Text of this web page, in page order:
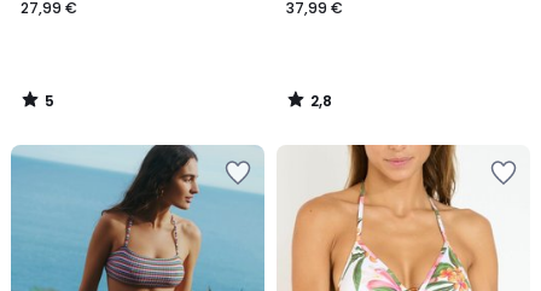
27,99 €
5
/
37,99 €
2,8
/